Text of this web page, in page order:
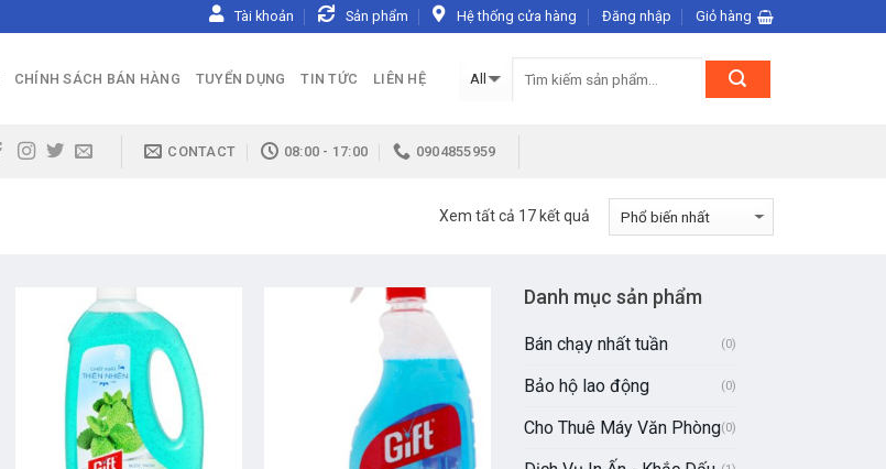
Tài khoản Sản phẩm Hệ thống cửa hàng Đăng nhập Giỏ hàng
CHÍNH SÁCH BÁN HÀNG TUYỂN DỤNG TIN TỨC LIÊN HỆ
CONTACT 08:00 - 17:00 0904855959
Xem tất cả 17 kết quả
Danh mục sản phẩm
Bán chạy nhất tuần (0)
Bảo hộ lao động (0)
Cho Thuê Máy Văn Phòng(0)